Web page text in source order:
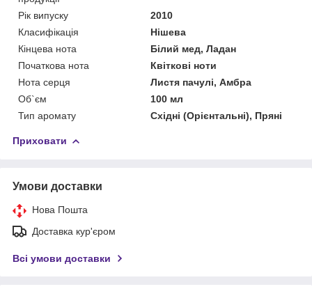
Рік випуску
2010
Класифікація
Нішева
Кінцева нота
Білий мед, Ладан
Початкова нота
Квіткові ноти
Нота серця
Листя пачулі, Амбра
Об`єм
100 мл
Тип аромату
Східні (Орієнтальні), Пряні
Приховати
Умови доставки
Нова Пошта
Доставка кур'єром
Всі умови доставки